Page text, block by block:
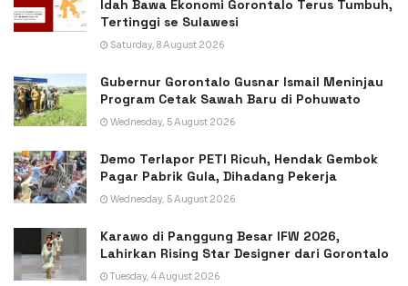
Idah Bawa Ekonomi Gorontalo Terus Tumbuh,
Tertinggi se Sulawesi
Saturday, 8 August 2026
Gubernur Gorontalo Gusnar Ismail Meninjau
Program Cetak Sawah Baru di Pohuwato
Wednesday, 5 August 2026
Demo Terlapor PETI Ricuh, Hendak Gembok
Pagar Pabrik Gula, Dihadang Pekerja
Wednesday, 5 August 2026
Karawo di Panggung Besar IFW 2026,
Lahirkan Rising Star Designer dari Gorontalo
Tuesday, 4 August 2026